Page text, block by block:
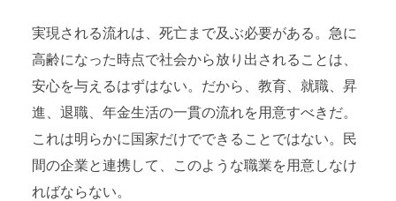
実現される流れは、死亡まで及ぶ必要がある。急に
高齢になった時点で社会から放り出されることは、
安心を与えるはずはない。だから、教育、就職、昇
進、退職、年金生活の一貫の流れを用意すべきだ。
これは明らかに国家だけでできることではない。民
間の企業と連携して、このような職業を用意しなけ
ればならない。